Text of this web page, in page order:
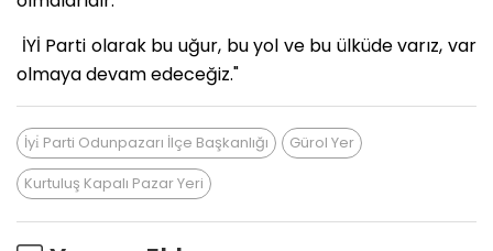
İYİ Parti olarak bu uğur, bu yol ve bu ülküde varız, var
olmaya devam edeceğiz."
İyi̇ Parti Odunpazarı İlçe Başkanlığı
Gürol Yer
Kurtuluş Kapalı Pazar Yeri